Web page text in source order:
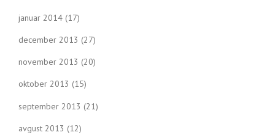
januar 2014 (17)
december 2013 (27)
november 2013 (20)
oktober 2013 (15)
september 2013 (21)
avgust 2013 (12)